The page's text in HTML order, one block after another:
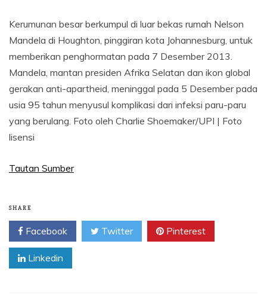
Kerumunan besar berkumpul di luar bekas rumah Nelson
Mandela di Houghton, pinggiran kota Johannesburg, untuk
memberikan penghormatan pada 7 Desember 2013.
Mandela, mantan presiden Afrika Selatan dan ikon global
gerakan anti-apartheid, meninggal pada 5 Desember pada
usia 95 tahun menyusul komplikasi dari infeksi paru-paru
yang berulang. Foto oleh Charlie Shoemaker/UPI | Foto
lisensi
Tautan Sumber
SHARE
Facebook Twitter Pinterest
Linkedin